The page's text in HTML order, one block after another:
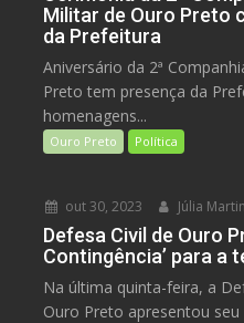
Militar de Ouro Preto
da Prefeitura
Aniversário da 2ª
Preto tem presença da
homenagens...
Ouro Preto Política
out 30, 2023 Júlia
Defesa Civil de Ouro
Contingência’ para a
Na última quinta-feira, a
Ouro Preto apresentou